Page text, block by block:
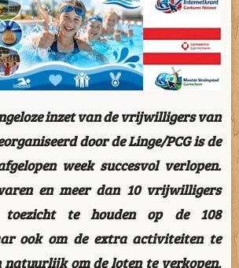
inzet van de vrijwilligers van
door de Linge/PCG is de
week succesvol verlopen.
en meer dan 10 vrijwilligers
toezicht te houden op de 108
ook om de extra activiteiten te
natuurlijk om de loten te verkopen,